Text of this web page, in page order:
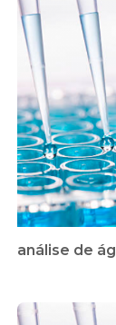
análise de